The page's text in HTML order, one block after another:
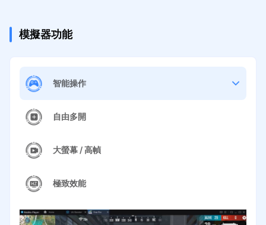
模擬器功能
智能操作
自由多開
大螢幕 / 高幀
極致效能